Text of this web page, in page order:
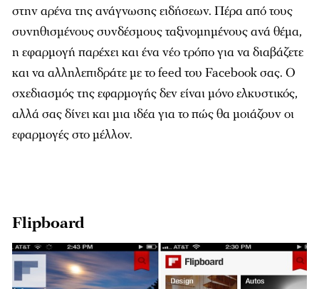
στην αρένα της ανάγνωσης ειδήσεων. Πέρα από τους
συνηθισμένους συνδέσμους ταξινομημένους ανά θέμα,
η εφαρμογή παρέχει και ένα νέο τρόπο για να διαβάζετε
και να αλληλεπιδράτε με το feed του Facebook σας. Ο
σχεδιασμός της εφαρμογής δεν είναι μόνο ελκυστικός,
αλλά σας δίνει και μια ιδέα για το πώς θα μοιάζουν οι
εφαρμογές στο μέλλον.
Flipboard